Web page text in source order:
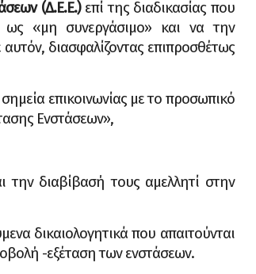
(Δ.Ε.Ε.)επί της διαδικασίας που
ως «μη συνεργάσιμο» και να την
διασφαλίζοντας επιπροσθέτως
επικοινωνίας με το προσωπικό
Ενστάσεων»,
διαβίβασή τους αμελλητί στην
δικαιολογητικά που απαιτούνται
-εξέταση των ενστάσεων.